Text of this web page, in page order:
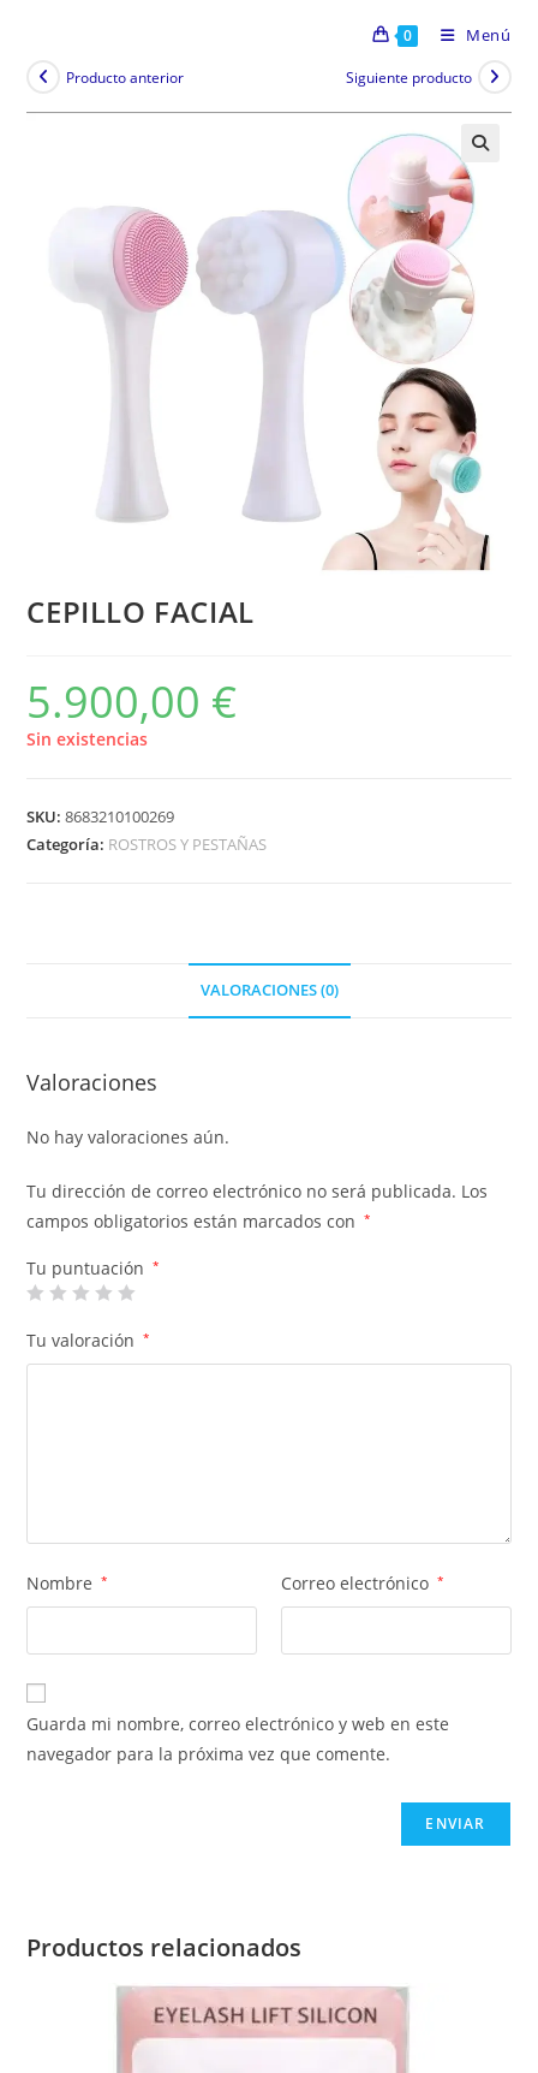
0 Menú
Producto anterior Siguiente producto
CEPILLO FACIAL
5.900,00 €
Sin existencias
SKU:8683210100269
Categoría: ROSTROS Y PESTAÑAS
VALORACIONES (0)
Valoraciones
No hay valoraciones aún.
Tu dirección de correo electrónico no será publicada. Los
campos obligatorios están marcados con
*
Tu puntuación *
Tu valoración *
Nombre * Correo electrónico *
Guarda mi nombre, correo electrónico y web en este
navegador para la próxima vez que comente.
Productos relacionados